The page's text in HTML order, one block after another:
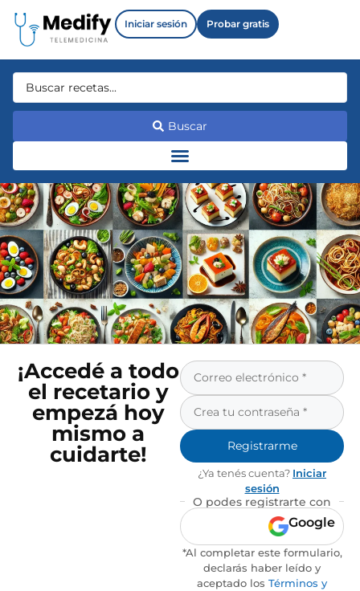
Iniciar sesión Probar gratis
Buscar
¡Accedé a todo
el recetario y
empezá hoy
mismo a
cuidarte!
Registrarme
¿Ya tenés cuenta? Iniciar
sesión
O podes registrarte con
Google
*Al completar este formulario,
declarás haber leído y
aceptado los Términos y